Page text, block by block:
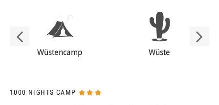
Wüstencamp Wüste
1000 NIGHTS CAMP